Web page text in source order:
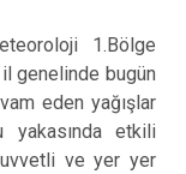
1.Bölge
genelinde bugün
eden yağışlar
yakasında etkili
ve yer yer